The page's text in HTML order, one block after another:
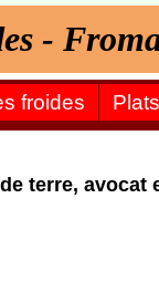
-
froides Plats
terre, avocat